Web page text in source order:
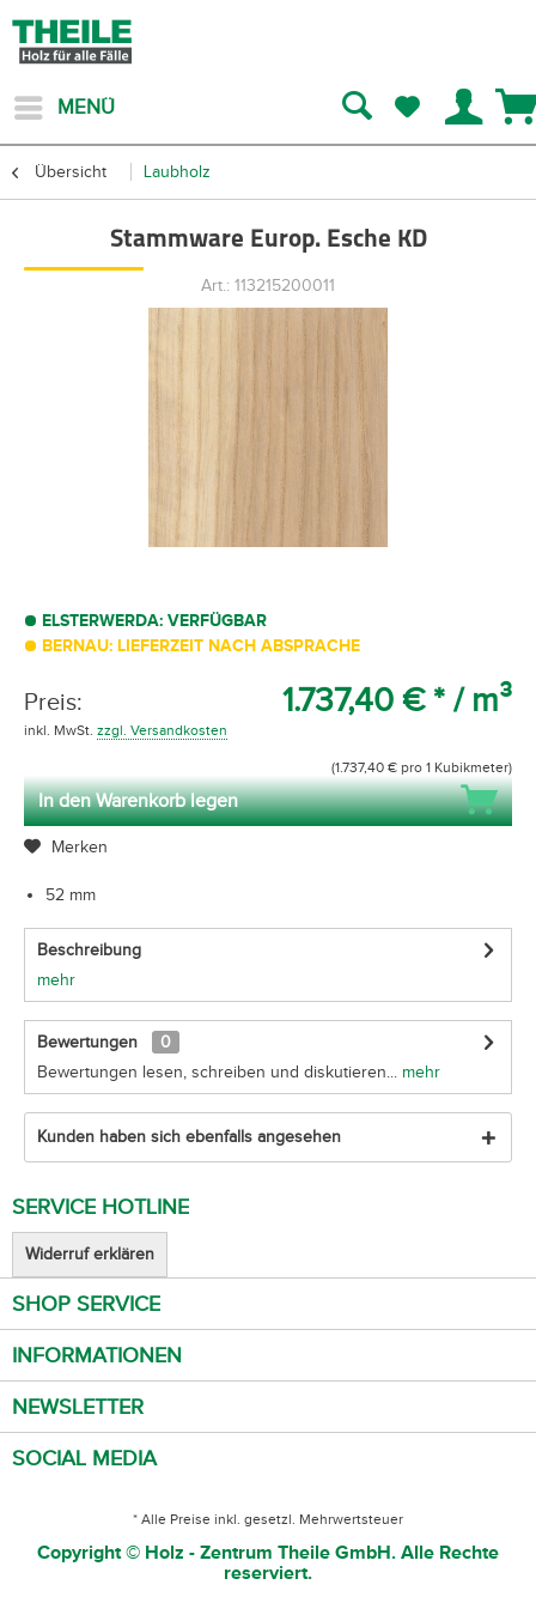
MENÜ
Übersicht Laubholz
Stammware Europ. Esche KD
Art.: 113215200011
ELSTERWERDA: VERFÜGBAR
BERNAU: LIEFERZEIT NACH ABSPRACHE
Preis: 1.737,40 € * / m³
inkl. MwSt. zzgl. Versandkosten
(1.737,40 € pro 1 Kubikmeter)
In den Warenkorb legen
Merken
52 mm
Beschreibung
mehr
Bewertungen
0
Bewertungen lesen, schreiben und diskutieren... mehr
Kunden haben sich ebenfalls angesehen
SERVICE HOTLINE
Widerruf erklären
SHOP SERVICE
INFORMATIONEN
NEWSLETTER
SOCIAL MEDIA
* Alle Preise inkl. gesetzl. Mehrwertsteuer
Copyright © Holz - Zentrum Theile GmbH. Alle Rechte
reserviert.